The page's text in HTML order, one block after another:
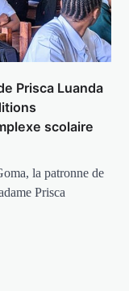
Prisca Luanda
scolaire
la patronne de
Prisca